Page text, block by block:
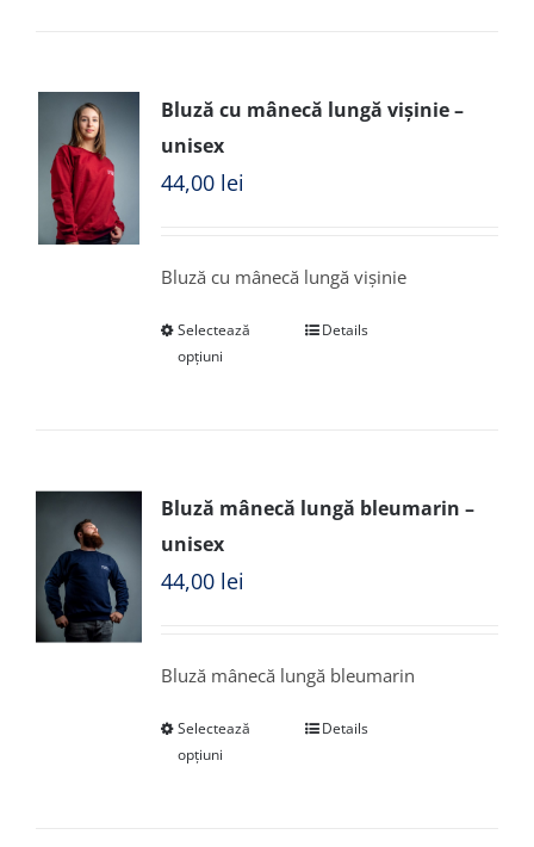
Bluză cu mânecă lungă vișinie –
unisex
44,00 lei
Bluză cu mânecă lungă vișinie
Selectează
opțiuni
Details
Bluză mânecă lungă bleumarin –
unisex
44,00 lei
Bluză mânecă lungă bleumarin
Selectează
opțiuni
Details